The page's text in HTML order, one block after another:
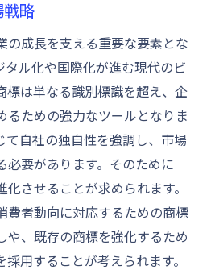
戦略
の成長を支える重要な要素とな
タル化や国際化が進む現代のビ
標は単なる識別標識を超え、企
るための強力なツールとなりま
て自社の独自性を強調し、市場
必要があります。そのために
させることが求められます。
費者動向に対応するための商標
や、既存の商標を強化するため
用することが考えられます。